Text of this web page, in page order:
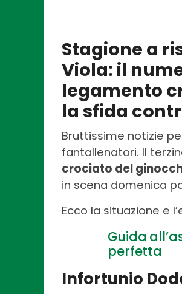
Stagione a
Viola: il
legamento
la sfida
Bruttissime notizie
fantallenatori. Il
crociato del
in scena domenica
Ecco la situazione e
Guida
perfetta
Infortunio